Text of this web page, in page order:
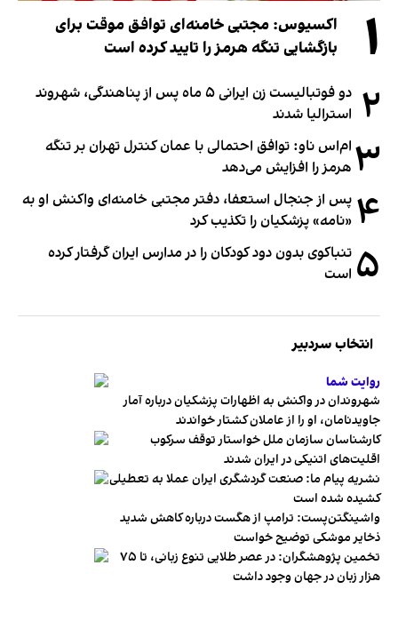
۱
اکسیوس: مجتبی خامنه‌ای توافق موقت برای
بازگشایی تنگه هرمز را تایید کرده است
۲
دو فوتبالیست زن ایرانی ۵ ماه پس از پناهندگی، شهروند
استرالیا شدند
۳ ام‌اس ناو: توافق احتمالی با عمان کنترل تهران بر تنگه
هرمز را افزایش می‌دهد
۴ پس از جنجال استعفا، دفتر مجتبی خامنه‌ای واکنش او به
«نامه» پزشکیان را تکذیب کرد
۵ تنباکوی بدون دود کودکان را در مدارس ایران گرفتار کرده
است
انتخاب سردبیر
روایت شما
شهروندان در واکنش به اظهارات پزشکیان درباره آمار
جاویدنامان، او را از عاملان کشتار خواندند
کارشناسان سازمان ملل خواستار توقف سرکوب
اقلیت‌های اتنیکی در ایران شدند
نشریه پیام ما: صنعت گردشگری ایران عملا به تعطیلی
کشیده شده است
واشینگتن‌پست: ترامپ از هگست درباره کاهش شدید
ذخایر موشکی توضیح خواست
تخمین پژوهشگران: در عصر طلایی تنوع زبانی، تا ۷۵
هزار زبان در جهان وجود داشت